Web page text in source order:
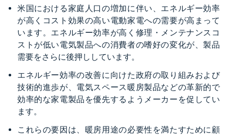
米国における家庭人口の増加に伴い、エネルギー効率
が高くコスト効果の高い電動家電への需要が高まって
います。エネルギー効率が高く修理・メンテナンスコ
ストが低い電気製品への消費者の嗜好の変化が、製品
需要をさらに後押ししています。
エネルギー効率の改善に向けた政府の取り組みおよび
技術的進歩が、電気スペース暖房製品などの革新的で
効率的な家電製品を優先するようメーカーを促してい
ます。
これらの要因は、暖房用途の必要性を満たすために顧